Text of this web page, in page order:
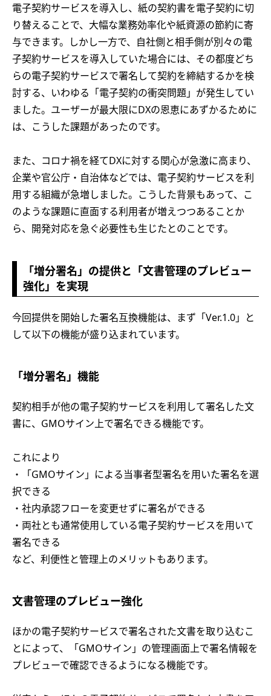
電子契約サービスを導入し、紙の契約書を電子契約に切
り替えることで、大幅な業務効率化や紙資源の節約に寄
与できます。しかし一方で、自社側と相手側が別々の電
子契約サービスを導入していた場合には、その都度どち
らの電子契約サービスで署名して契約を締結するかを検
討する、いわゆる「電子契約の衝突問題」が発生してい
ました。ユーザーが最大限にDXの恩恵にあずかるために
は、こうした課題があったのです。
また、コロナ禍を経てDXに対する関心が急激に高まり、
企業や官公庁・自治体などでは、電子契約サービスを利
用する組織が急増しました。こうした背景もあって、こ
のような課題に直面する利用者が増えつつあることか
ら、開発対応を急ぐ必要性も生じたとのことです。
「増分署名」の提供と「文書管理のプレビュー
強化」を実現
今回提供を開始した署名互換機能は、まず「Ver.1.0」と
して以下の機能が盛り込まれています。
「増分署名」機能
契約相手が他の電子契約サービスを利用して署名した文
書に、GMOサイン上で署名できる機能です。
これにより
・「GMOサイン」による当事者型署名を用いた署名を選
択できる
・社内承認フローを変更せずに署名ができる
・両社とも通常使用している電子契約サービスを用いて
署名できる
など、利便性と管理上のメリットもあります。
文書管理のプレビュー強化
ほかの電子契約サービスで署名された文書を取り込むこ
とによって、「GMOサイン」の管理画面上で署名情報を
プレビューで確認できるようになる機能です。